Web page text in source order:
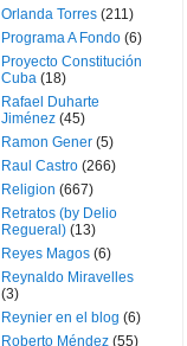
Orlanda Torres (211)
Programa A Fondo (6)
Proyecto Constitución
Cuba (18)
Rafael Duharte
Jiménez (45)
Ramon Gener (5)
Raul Castro (266)
Religion (667)
Retratos (by Delio
Regueral) (13)
Reyes Magos (6)
Reynaldo Miravelles
(3)
Reynier en el blog (6)
Roberto Méndez (55)